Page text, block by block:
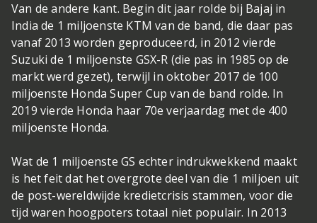
Van de andere kant. Begin dit jaar rolde bij Bajaj in
India de 1 miljoenste KTM van de band, die daar pas
vanaf 2013 worden geproduceerd, in 2012 vierde
Suzuki de 1 miljoenste GSX-R (die pas in 1985 op de
markt werd gezet), terwijl in oktober 2017 de 100
miljoenste Honda Super Cup van de band rolde. In
2019 vierde Honda haar 70e verjaardag met de 400
miljoenste Honda.
Wat de 1 miljoenste GS echter indrukwekkend maakt
is het feit dat het overgrote deel van die 1 miljoen uit
de post-wereldwijde kredietcrisis stammen, voor die
tijd waren hoogpoters totaal niet populair. In 2013